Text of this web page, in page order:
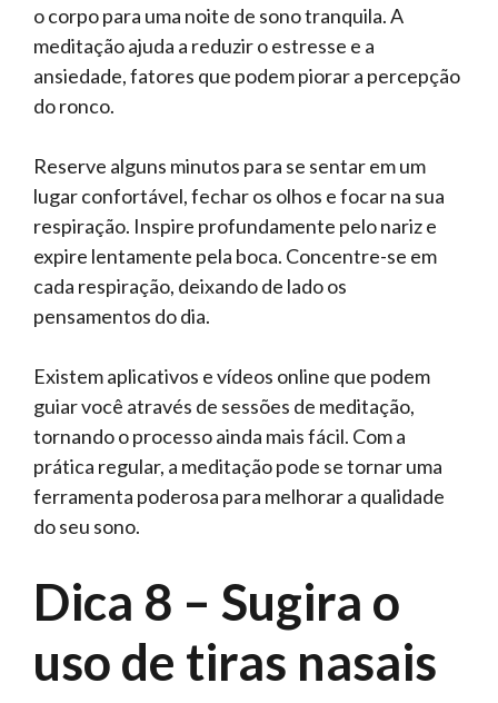
o corpo para uma noite de sono tranquila. A
meditação ajuda a reduzir o estresse e a
ansiedade, fatores que podem piorar a percepção
do ronco.
Reserve alguns minutos para se sentar em um
lugar confortável, fechar os olhos e focar na sua
respiração. Inspire profundamente pelo nariz e
expire lentamente pela boca. Concentre-se em
cada respiração, deixando de lado os
pensamentos do dia.
Existem aplicativos e vídeos online que podem
guiar você através de sessões de meditação,
tornando o processo ainda mais fácil. Com a
prática regular, a meditação pode se tornar uma
ferramenta poderosa para melhorar a qualidade
do seu sono.
Dica 8 – Sugira o
uso de tiras nasais